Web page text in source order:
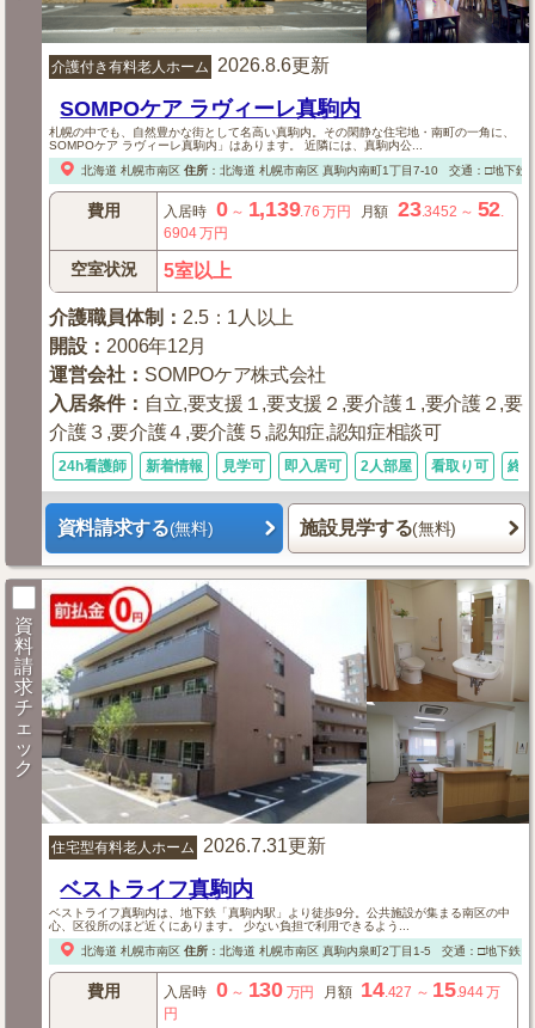
介護付き有料老人ホーム 2026.8.6更新
SOMPOケア ラヴィーレ真駒内
札幌の中でも、自然豊かな街として名高い真駒内。その閑静な住宅地・南町の一角に、
SOMPOケア ラヴィーレ真駒内」はあります。 近隣には、真駒内公...
北海道 札幌市南区 住所： 北海道 札幌市南区真駒内南町1丁目7-10 交通：□地下鉄
費用 入居時 0～ 1,139.76 万円 月額 23.3452 ～ 52.
6904万円
空室状況 5室以上
介護職員体制 ： 2.5：1人以上
開設 ： 2006年12月
運営会社 ： SOMPOケア株式会社
入居条件： 自立,要支援１,要支援２,要介護１,要介護２,要
介護３,要介護４,要介護５,認知症,認知症相談可
24h看護師 新着情報 見学可 即入居可 2人部屋 看取り可 終
資料請求する(無料) 施設見学する(無料)
資
料
請
求
チ
ェ
ッ
ク
住宅型有料老人ホーム 2026.7.31更新
ベストライフ真駒内
ベストライフ真駒内は、地下鉄「真駒内駅」より徒歩9分。公共施設が集まる南区の中
心、区役所のほど近くにあります。 少ない負担で利用できるよう...
北海道 札幌市南区 住所： 北海道 札幌市南区真駒内泉町2丁目1-5 交通：□地下鉄
費用 入居時 0～ 130 万円 月額 14.427 ～ 15.944万
円